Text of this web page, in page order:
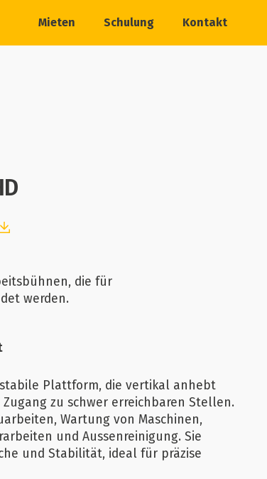
Mieten Schulung Kontakt
die für
werden.
Plattform, die vertikal anhebt
zu schwer erreichbaren Stellen.
Wartung von Maschinen,
und Aussenreinigung. Sie
und Stabilität, ideal für präzise